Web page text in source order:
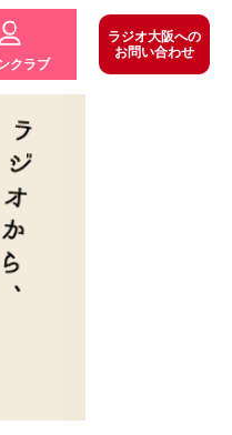
クラブ
ラジオ大阪への
お問い合わせ